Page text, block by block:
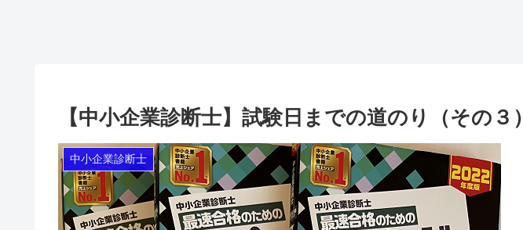
【中小企業診断士】試験日までの道のり（その３）
中小企業診断士